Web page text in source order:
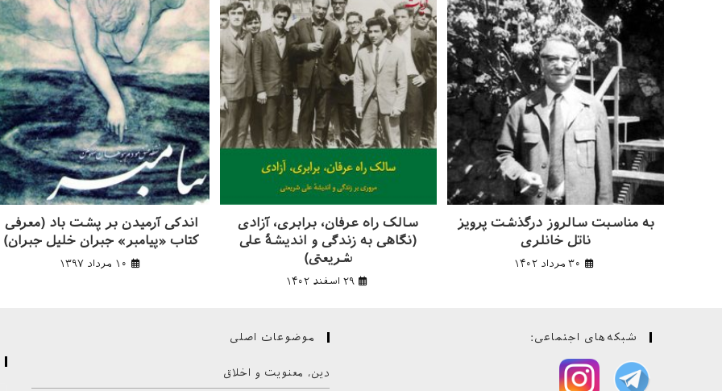
اندکی آرمیدن بر پشت باد (معرفی
کتاب «پیامبر» جبران خلیل جبران)
۱۰ مرداد ۱۳۹۷
سالک راه عرفان، برابری، آزادی
(نگاهی به زندگی و اندیشهٔ علی
شریعتی)
۲۹ اسفند ۱۴۰۲
به مناسبت سالروز درگذشت پرویز
ناتل خانلری
۳۰ مرداد ۱۴۰۲
شبکه‌های اجتماعی: موضوعات اصلی
دین، معنویت و اخلاق